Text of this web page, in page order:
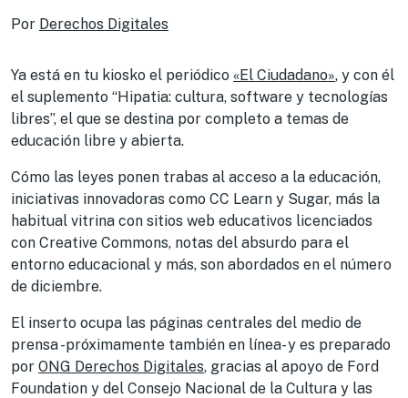
Por Derechos Digitales
Ya está en tu kiosko el periódico «El Ciudadano», y con él
el suplemento “Hipatia: cultura, software y tecnologías
libres”, el que se destina por completo a temas de
educación libre y abierta.
Cómo las leyes ponen trabas al acceso a la educación,
iniciativas innovadoras como CC Learn y Sugar, más la
habitual vitrina con sitios web educativos licenciados
con Creative Commons, notas del absurdo para el
entorno educacional y más, son abordados en el número
de diciembre.
El inserto ocupa las páginas centrales del medio de
prensa -próximamente también en línea- y es preparado
por ONG Derechos Digitales, gracias al apoyo de Ford
Foundation y del Consejo Nacional de la Cultura y las